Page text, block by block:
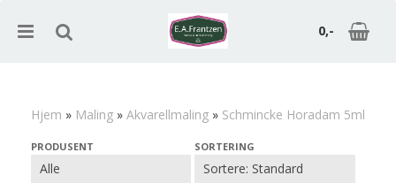
0,-
Hjem » Maling » Akvarellmaling » Schmincke Horadam 5ml
PRODUSENT SORTERING